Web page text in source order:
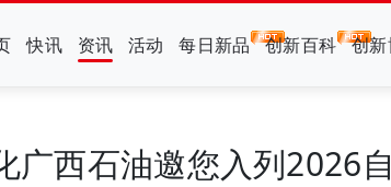
快讯 资讯 活动 每日新品 创新百科 创
广西石油邀您入列2026